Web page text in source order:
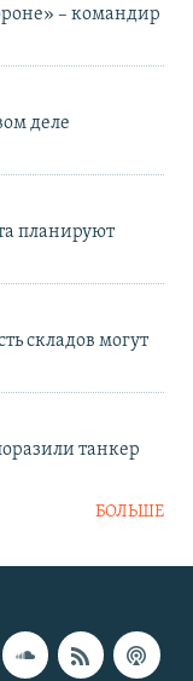
– командир
деле
планируют
складов могут
танкер
БОЛЬШЕ